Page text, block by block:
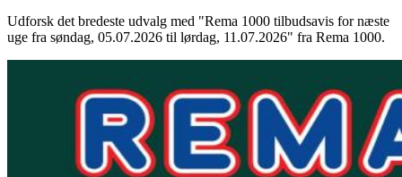
Udforsk det bredeste udvalg med "Rema 1000 tilbudsavis for næste
uge fra søndag, 05.07.2026 til lørdag, 11.07.2026" fra Rema 1000.